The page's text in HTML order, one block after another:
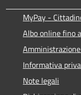
MyPay -
Albo online fino
Informativa
Note legali